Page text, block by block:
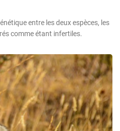
entre les deux espèces, les
comme étant infertiles.